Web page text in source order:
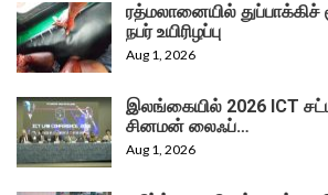
ரத்மலானையில்
நபர் உயிரிழப்பு
Aug 1, 2026
இலங்கையில் 2026 ICT சட்ட
சினமன் லைஃப்…
Aug 1, 2026